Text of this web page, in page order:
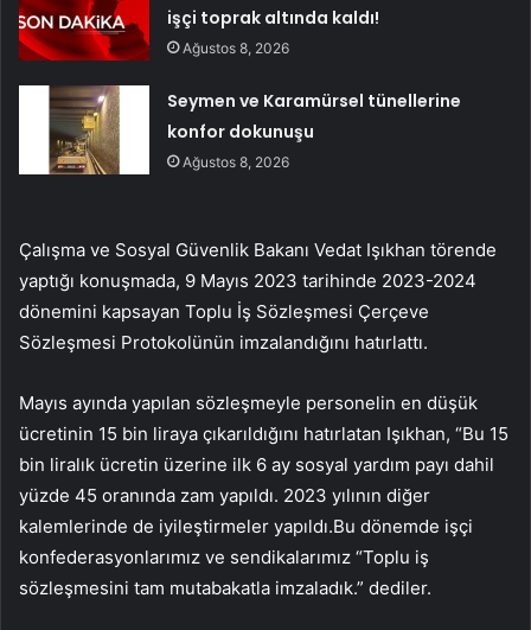
işçi toprak altında kaldı!
Ağustos 8, 2026
Seymen ve Karamürsel tünellerine
konfor dokunuşu
Ağustos 8, 2026
Çalışma ve Sosyal Güvenlik Bakanı Vedat Işıkhan törende
yaptığı konuşmada, 9 Mayıs 2023 tarihinde 2023-2024
dönemini kapsayan Toplu İş Sözleşmesi Çerçeve
Sözleşmesi Protokolünün imzalandığını hatırlattı.
Mayıs ayında yapılan sözleşmeyle personelin en düşük
ücretinin 15 bin liraya çıkarıldığını hatırlatan Işıkhan, “Bu 15
bin liralık ücretin üzerine ilk 6 ay sosyal yardım payı dahil
yüzde 45 oranında zam yapıldı. 2023 yılının diğer
kalemlerinde de iyileştirmeler yapıldı.Bu dönemde işçi
konfederasyonlarımız ve sendikalarımız “Toplu iş
sözleşmesini tam mutabakatla imzaladık.” dediler.